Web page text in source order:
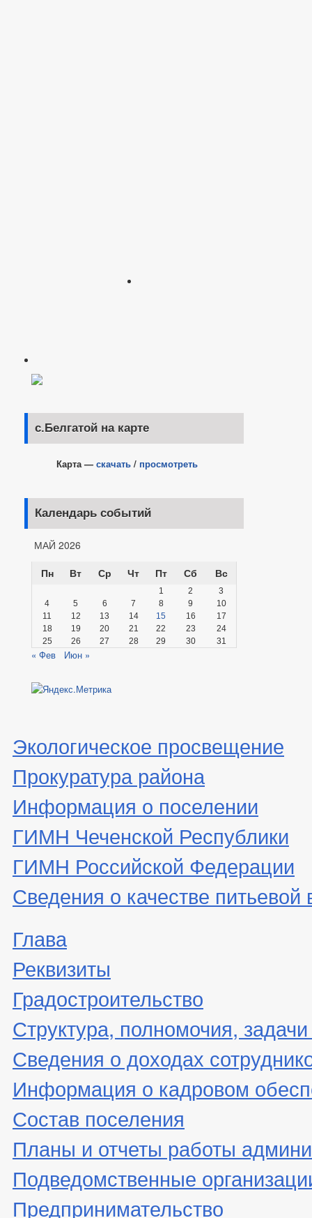
с.Белгатой на карте
Карта — скачать / просмотреть
Календарь событий
МАЙ 2026
Пн
Вт Ср Чт Пт Сб Вс
1 2
3
4
5 6 7 8 9
10
11
12 13 14 15 16
17
18
19 20 21 22 23
24
25
26 27 28 29 30 31
« Фев Июн »
Экологическое просвещение
Прокуратура района
Информация о поселении
ГИМН Чеченской Республики
ГИМН Российской Федерации
Сведения о качестве питьевой
Глава
Реквизиты
Градостроительство
Структура, полномочия,
Сведения о доходах
Информация о кадровом
Состав поселения
Планы и отчеты работы
Подведомственные
Предпринимательство